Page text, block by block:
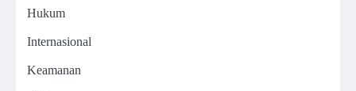
Hukum
Internasional
Keamanan